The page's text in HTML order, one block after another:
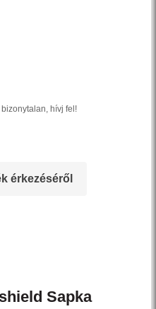
hívj fel!
érkezéséről
Sapka